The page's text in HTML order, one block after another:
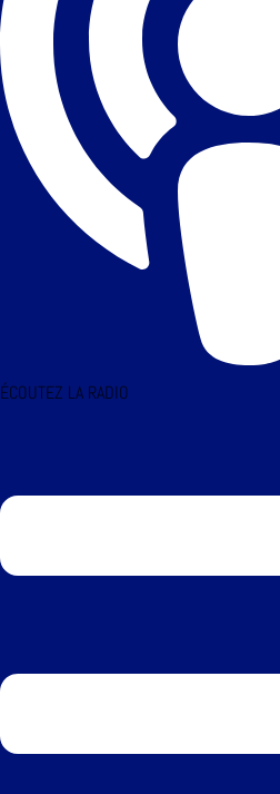
ÉCOUTEZ LA RADIO